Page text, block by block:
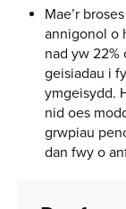
Mae’r
annigonol o
nad yw 22%
geisiadau i
ymgeisydd.
nid oes
grwpiau
dan fwy o